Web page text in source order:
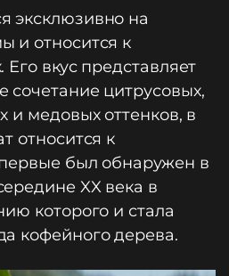
эксклюзивно на
и относится к
Его вкус представляет
сочетание цитрусовых,
и медовых оттенков, в
относится к
был обнаружен в
XX века в
которого и стала
кофейного дерева.